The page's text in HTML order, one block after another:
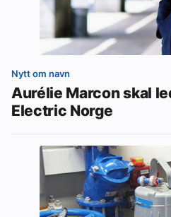
Nytt om navn
Aurélie Marcon skal
Electric Norge